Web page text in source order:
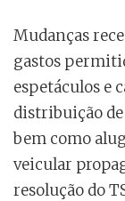
Mudanças
gastos
espetáculos e
distribuição de
bem como
veicular
resolução do